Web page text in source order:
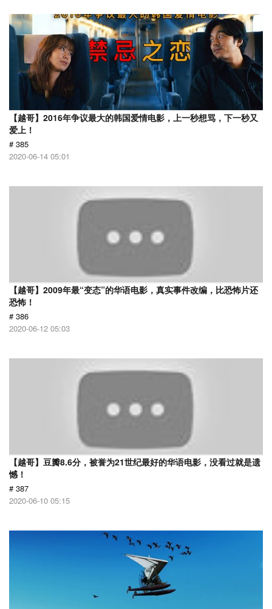
【越哥】2016年争议最大的韩国爱情电影，上一秒想骂，下一秒又
爱上！
# 385
2020-06-14 05:01
【越哥】2009年最“变态”的华语电影，真实事件改编，比恐怖片还
恐怖！
# 386
2020-06-12 05:03
【越哥】豆瓣8.6分，被誉为21世纪最好的华语电影，没看过就是遗
憾！
# 387
2020-06-10 05:15